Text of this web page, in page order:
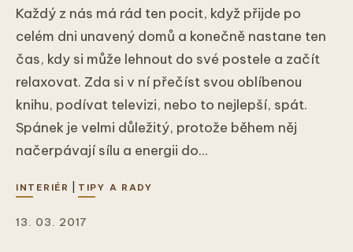
Každý z nás má rád ten pocit, když přijde po
celém dni unavený domů a konečně nastane ten
čas, kdy si může lehnout do své postele a začít
relaxovat. Zda si v ní přečíst svou oblíbenou
knihu, podívat televizi, nebo to nejlepší, spát.
Spánek je velmi důležitý, protože během něj
načerpávají sílu a energii do...
INTERIÉR TIPY A RADY
13. 03. 2017